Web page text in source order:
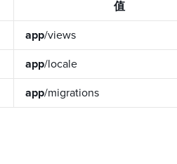
值
app/views
app/locale
app/migrations